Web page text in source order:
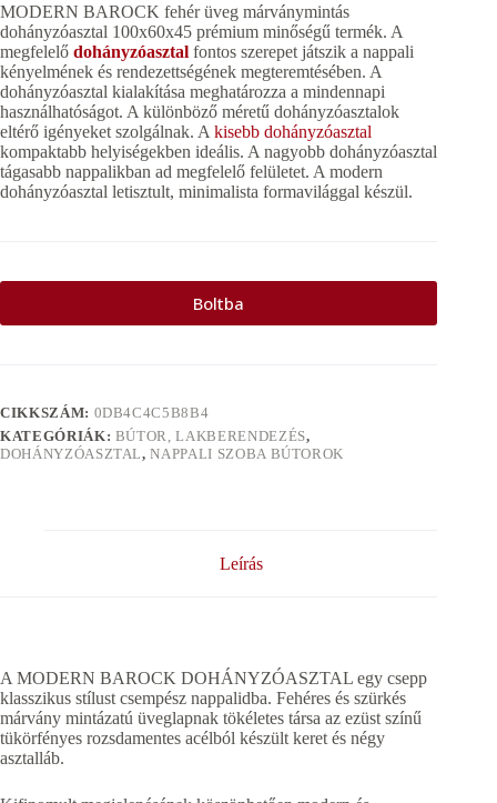
MODERN BAROCK fehér üveg márványmintás
dohányzóasztal 100x60x45 prémium minőségű termék. A
megfelelő dohányzóasztal fontos szerepet játszik a nappali
kényelmének és rendezettségének megteremtésében. A
dohányzóasztal kialakítása meghatározza a mindennapi
használhatóságot. A különböző méretű dohányzóasztalok
eltérő igényeket szolgálnak. A kisebb dohányzóasztal
kompaktabb helyiségekben ideális. A nagyobb dohányzóasztal
tágasabb nappalikban ad megfelelő felületet. A modern
dohányzóasztal letisztult, minimalista formavilággal készül.
Boltba
CIKKSZÁM: 0DB4C4C5B8B4
KATEGÓRIÁK: BÚTOR, LAKBERENDEZÉS,
DOHÁNYZÓASZTAL,NAPPALI SZOBA BÚTOROK
Leírás
A MODERN BAROCK DOHÁNYZÓASZTAL egy csepp
klasszikus stílust csempész nappalidba. Fehéres és szürkés
márvány mintázatú üveglapnak tökéletes társa az ezüst színű
tükörfényes rozsdamentes acélból készült keret és négy
asztalláb.